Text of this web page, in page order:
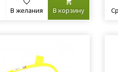
В желания В корзину